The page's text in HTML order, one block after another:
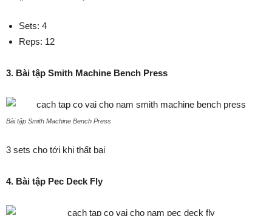
Sets: 4
Reps: 12
3. Bài tập Smith Machine Bench Press
Bài tập Smith Machine Bench Press
3 sets cho tới khi thất bại
4. Bài tập Pec Deck Fly